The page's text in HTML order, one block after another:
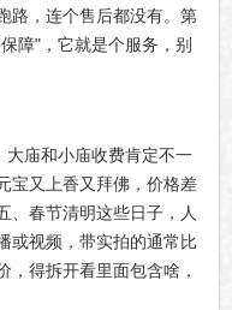
路，连个售后都没有。第
障"，它就是个服务，别
大庙和小庙收费肯定不一
宝又上香又拜佛，价格差
、春节清明这些日子，人
或视频，带实拍的通常比
，得拆开看里面包含啥，